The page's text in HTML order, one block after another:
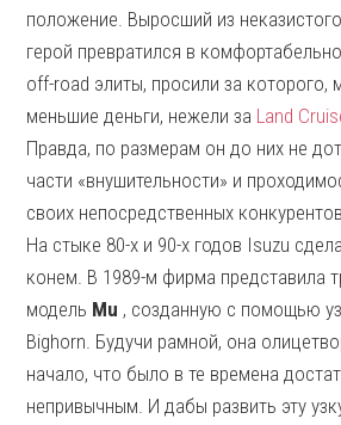
положение. Выросший из
герой превратился в
off-road элиты, просили за которого,
меньшие деньги, нежели за Land
Правда, по размерам он до них не
части «внушительности» и
своих непосредственных
На стыке 80-х и 90-х годов Isuzu
конем. В 1989-м фирма представила
модель Mu , созданную с помощью
Bighorn. Будучи рамной, она
начало, что было в те времена
непривычным. И дабы развить эту